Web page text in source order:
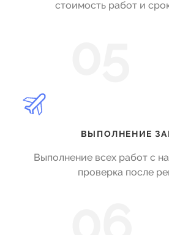
стоимость работ и
ВЫПОЛНЕНИЕ
Выполнение всех работ с
проверка после